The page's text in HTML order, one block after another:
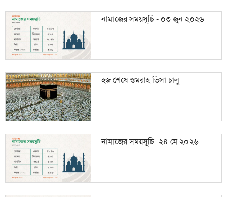
নামাজের সময়সূচি - ০৩ জুন ২০২৬
হজ শেষে ওমরাহ ভিসা চালু
নামাজের সময়সূচি -২৪ মে ২০২৬